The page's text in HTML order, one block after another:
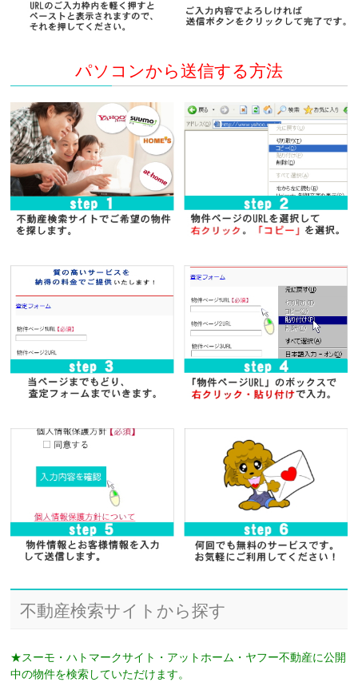
パソコンから送信する方法
不動産検索サイトから探す
★スーモ・ハトマークサイト・アットホーム・ヤフー不動産に公開
中の物件を検索していただけます。